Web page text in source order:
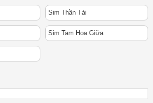
Sim Thần Tài
Sim Tam Hoa Giữa